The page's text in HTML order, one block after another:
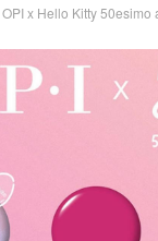
x Hello Kitty 50esimo